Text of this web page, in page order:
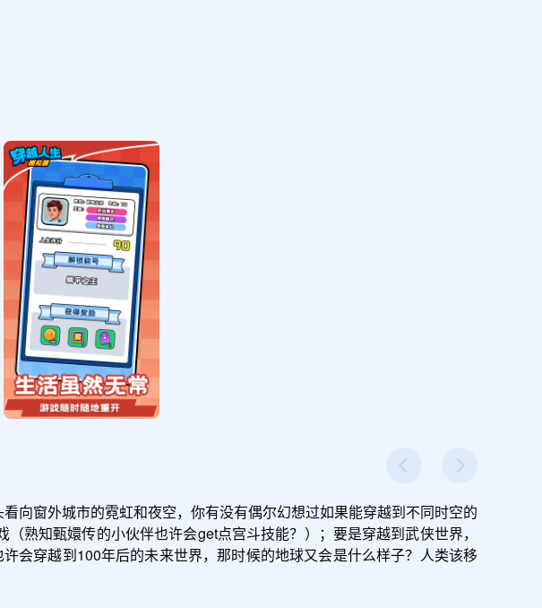
向窗外城市的霓虹和夜空，你有没有偶尔幻想过如果能穿越到不同时空的
熟知甄嬛传的小伙伴也许会get点宫斗技能？）；要是穿越到武侠世界，
会穿越到100年后的未来世界，那时候的地球又会是什么样子？人类该移